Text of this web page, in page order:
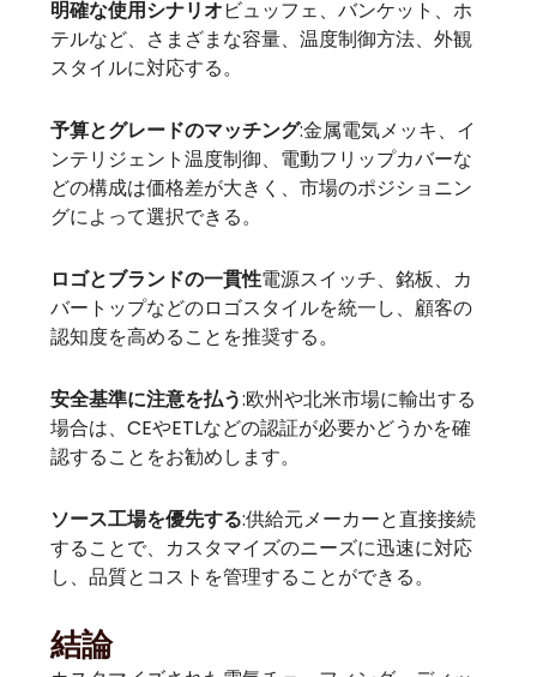
明確な使用シナリオビュッフェ、バンケット、ホ
テルなど、さまざまな容量、温度制御方法、外観
スタイルに対応する。
予算とグレードのマッチング:金属電気メッキ、イ
ンテリジェント温度制御、電動フリップカバーな
どの構成は価格差が大きく、市場のポジショニン
グによって選択できる。
ロゴとブランドの一貫性電源スイッチ、銘板、カ
バートップなどのロゴスタイルを統一し、顧客の
認知度を高めることを推奨する。
安全基準に注意を払う:欧州や北米市場に輸出する
場合は、CEやETLなどの認証が必要かどうかを確
認することをお勧めします。
ソース工場を優先する:供給元メーカーと直接接続
することで、カスタマイズのニーズに迅速に対応
し、品質とコストを管理することができる。
結論